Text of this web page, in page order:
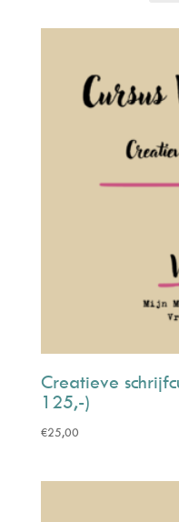
Creatieve
125,-)
€25,00